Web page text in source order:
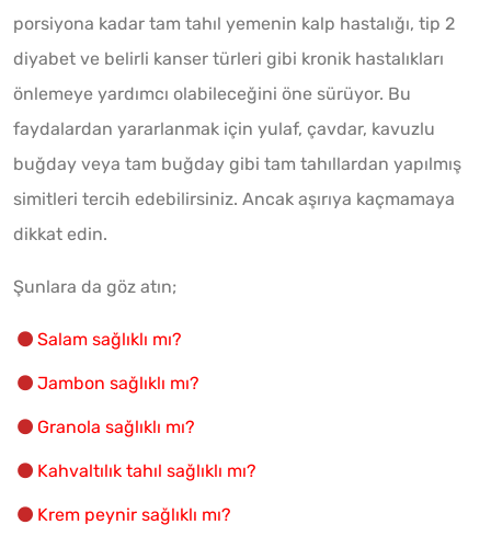
porsiyona kadar tam tahıl yemenin kalp hastalığı, tip 2
diyabet ve belirli kanser türleri gibi kronik hastalıkları
önlemeye yardımcı olabileceğini öne sürüyor. Bu
faydalardan yararlanmak için yulaf, çavdar, kavuzlu
buğday veya tam buğday gibi tam tahıllardan yapılmış
simitleri tercih edebilirsiniz. Ancak aşırıya kaçmamaya
dikkat edin.
Şunlara da göz atın;
Salam sağlıklı mı?
Jambon sağlıklı mı?
Granola sağlıklı mı?
Kahvaltılık tahıl sağlıklı mı?
Krem peynir sağlıklı mı?